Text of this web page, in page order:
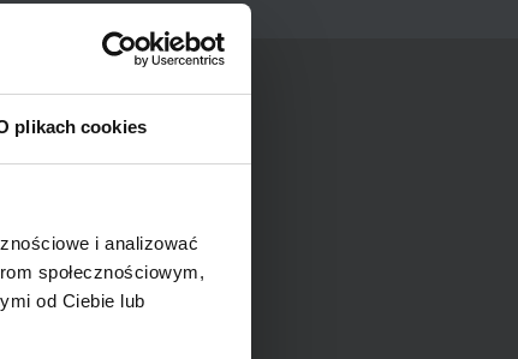
plikach cookies
i analizować
społecznościowym,
od Ciebie lub